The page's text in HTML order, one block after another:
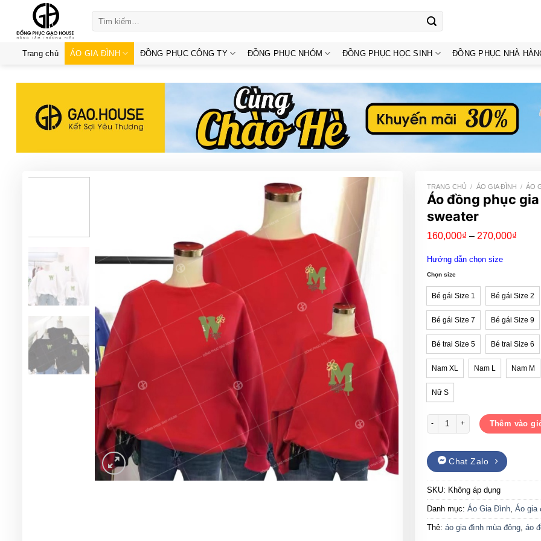
content
Trang chủ ÁO GIA ĐÌNH ĐỒNG PHỤC CÔNG TY ĐỒNG PHỤC NHÓM ĐỒNG PHỤC HỌC SINH ĐỒNG PHỤC NHÀ
TRANG CHỦ / ÁO GIA ĐÌNH / ÁO
Áo đồng phục
sweater
160,000₫ – 270,000₫
Hướng dẫn chọn size
Chọn size
Bé gái Size 1 Bé gái Size 2
Bé gái Size 7 Bé gái Size 9
Bé trai Size 5 Bé trai Size 6
Nam XL Nam L Nam M
Nữ S
Áo đồng phục gia đình mùa
Thêm vào
Chat Zalo
SKU: Không áp dụng
Danh mục: Áo Gia Đình, Áo gia
Thẻ: áo gia đình mùa đông, áo